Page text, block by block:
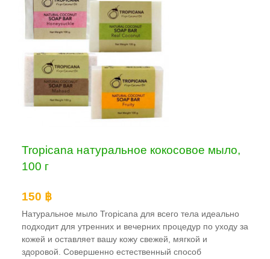
Tropicana натуральное кокосовое мыло,
100 г
150 ฿
Натуральное мыло Tropicana для всего тела идеально
подходит для утренних и вечерних процедур по уходу за
кожей и оставляет вашу кожу свежей, мягкой и
здоровой. Совершенно естественный способ